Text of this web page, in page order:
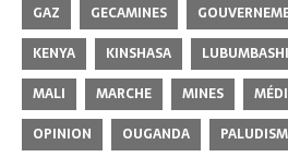
GAZ
GECAMINES
KENYA
KINSHASA LUBUMBASHI
MALI
MARCHE MINES
OPINION
OUGANDA